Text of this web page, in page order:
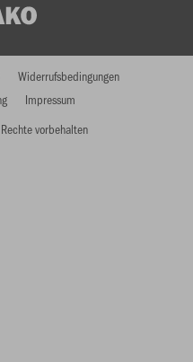
vorbehalten
Widerrufsbedingungen
Impressum